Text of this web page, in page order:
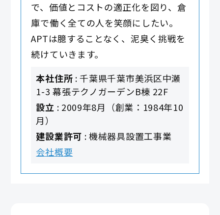
で、価値とコストの適正化を図り、倉
庫で働く全ての人を笑顔にしたい。
APTは臆することなく、泥臭く挑戦を
続けていきます。
本社住所 : 千葉県千葉市美浜区中瀬
1-3 幕張テクノガーデンB棟 22F
設立 : 2009年8月（創業：1984年10
月）
建設業許可 : 機械器具設置工事業
会社概要